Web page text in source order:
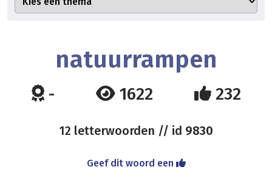
natuurrampen
- 1622 232
12 letterwoorden // id 9830
Geef dit woord een